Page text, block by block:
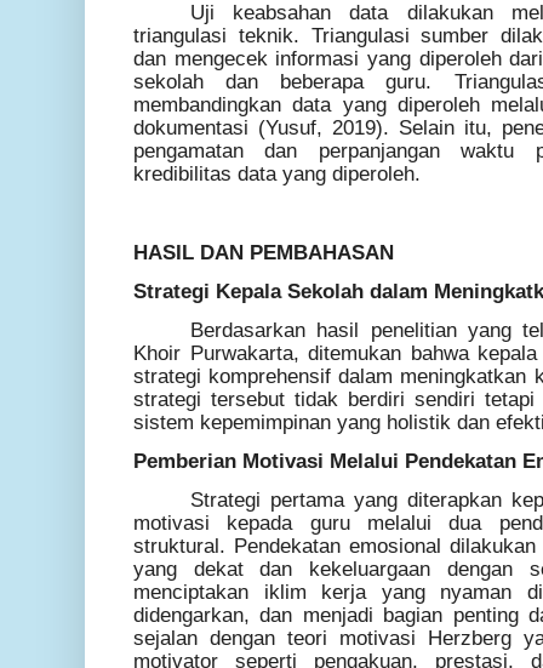
Uji keabsahan data dilakukan
triangulasi teknik. Triangulasi sumber
dan mengecek informasi yang diperoleh
sekolah dan beberapa guru.
membandingkan data yang diperoleh
dokumentasi (Yusuf, 2019). Selain itu,
pengamatan dan perpanjangan waktu
kredibilitas data yang diperoleh.
HASIL DAN PEMBAHASAN
Strategi Kepala Sekolah dalam
Berdasarkan hasil penelitian yang
Khoir Purwakarta, ditemukan bahwa
strategi komprehensif dalam meningkatkan
strategi tersebut tidak berdiri sendiri tetapi
sistem kepemimpinan yang holistik dan
Pemberian Motivasi Melalui Pendekatan
Strategi pertama yang diterapkan
motivasi kepada guru melalui dua
struktural. Pendekatan emosional dilakukan
yang dekat dan kekeluargaan dengan
menciptakan iklim kerja yang nyaman
didengarkan, dan menjadi bagian penting
sejalan dengan teori motivasi Herzberg
motivator seperti pengakuan, prestasi,